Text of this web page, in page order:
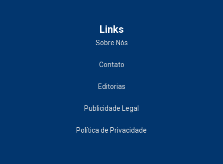
Links
Sobre Nós
Contato
Editorias
Publicidade Legal
Política de Privacidade